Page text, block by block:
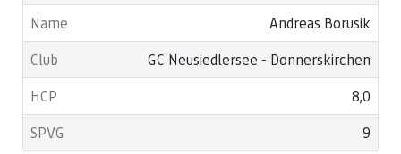
Andreas Borusik
GC Neusiedlersee - Donnerskirchen
8,0
9